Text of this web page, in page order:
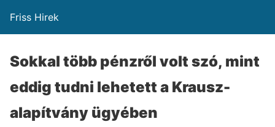
Friss Hirek
Sokkal több pénzről volt szó, mint
eddig tudni lehetett a Krausz-
alapítvány ügyében